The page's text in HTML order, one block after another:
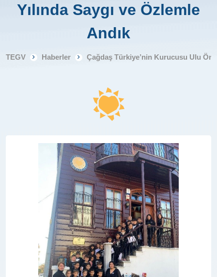
Yılında Saygı ve Özlemle
Andık
TEGV Haberler Çağdaş Türkiye’nin Kurucusu Ulu